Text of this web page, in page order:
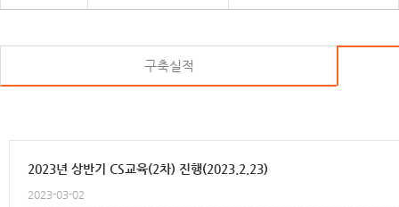
구축실적
2023년 상반기 CS교육(2차) 진행(2023.2.23)
2023-03-02